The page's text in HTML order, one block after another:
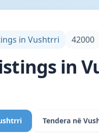
in Vushtrri 42000
in
Tendera në